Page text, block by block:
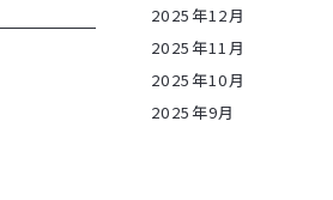
2025年12月
2025年11月
2025年10月
2025年9月